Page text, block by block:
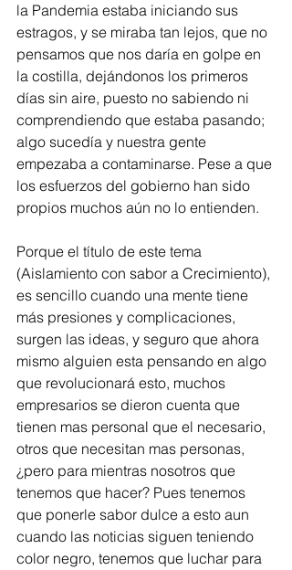
la Pandemia estaba iniciando sus
estragos, y se miraba tan lejos, que no
pensamos que nos daría en golpe en
la costilla, dejándonos los primeros
días sin aire, puesto no sabiendo ni
comprendiendo que estaba pasando;
algo sucedía y nuestra gente
empezaba a contaminarse. Pese a que
los esfuerzos del gobierno han sido
propios muchos aún no lo entienden.
Porque el título de este tema
(Aislamiento con sabor a Crecimiento),
es sencillo cuando una mente tiene
más presiones y complicaciones,
surgen las ideas, y seguro que ahora
mismo alguien esta pensando en algo
que revolucionará esto, muchos
empresarios se dieron cuenta que
tienen mas personal que el necesario,
otros que necesitan mas personas,
¿pero para mientras nosotros que
tenemos que hacer? Pues tenemos
que ponerle sabor dulce a esto aun
cuando las noticias siguen teniendo
color negro, tenemos que luchar para